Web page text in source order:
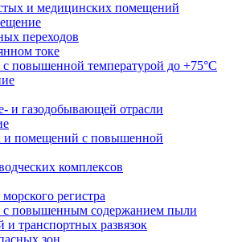
и медицинских помещений
переходов
токе
повышенной температурой до +75°C
и газодобывающей отрасли
и помещений с повышенной
комплексов
регистра
с повышенным содержанием пыли
транспортных развязок
зон